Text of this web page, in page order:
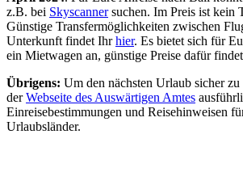
z.B. bei Skyscannersuchen. Im Preis ist kein
Günstige Transfermöglichkeiten zwischen
Unterkunft findet Ihrhier. Es bietet sich für
ein Mietwagen an, günstige Preise dafür
Übrigens: Um den nächsten Urlaub sicher
derWebseite des Auswärtigen Amtes
Einreisebestimmungen und Reisehinweisen
Urlaubsländer.